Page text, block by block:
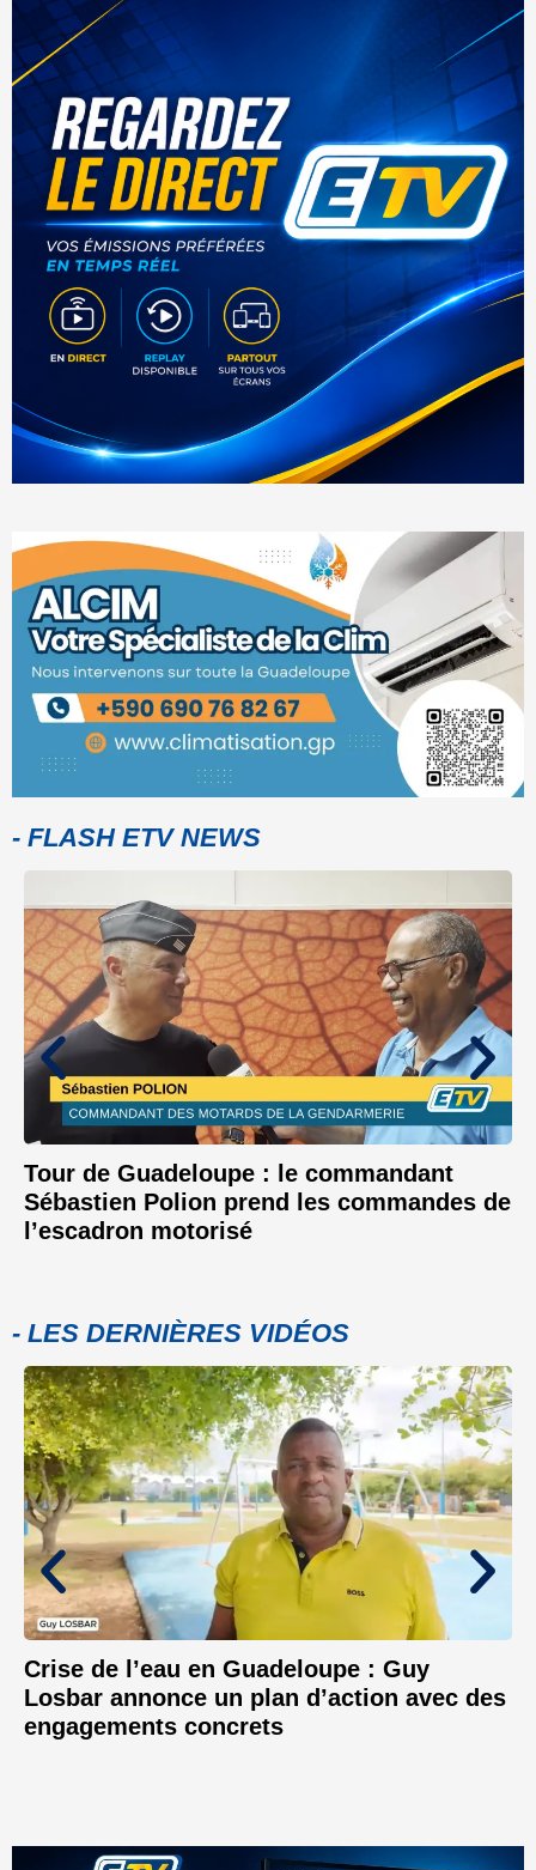
- FLASH ETV NEWS
Tour de Guadeloupe : le commandant
Sébastien Polion prend les commandes de
l’escadron motorisé
- LES DERNIÈRES VIDÉOS
Crise de l’eau en Guadeloupe : Guy
Losbar annonce un plan d’action avec des
engagements concrets